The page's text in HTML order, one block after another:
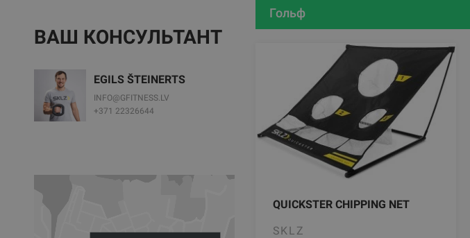
ВАШ КОНСУЛЬТАНТ
EGILS ŠTEINERTS
INFO@GFITNESS.LV
+371 22326644
Гольф
QUICKSTER CHIPPING NET
SKLZ